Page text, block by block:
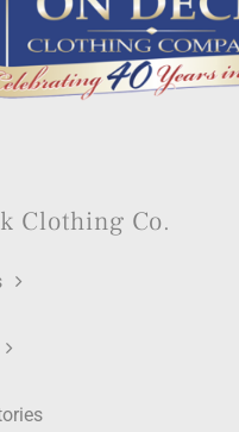
Clothing Co.